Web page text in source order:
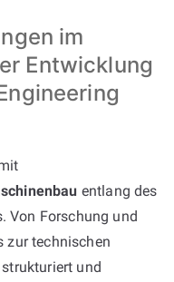
im
Entwicklung
entlang des
Von Forschung und
zur technischen
und